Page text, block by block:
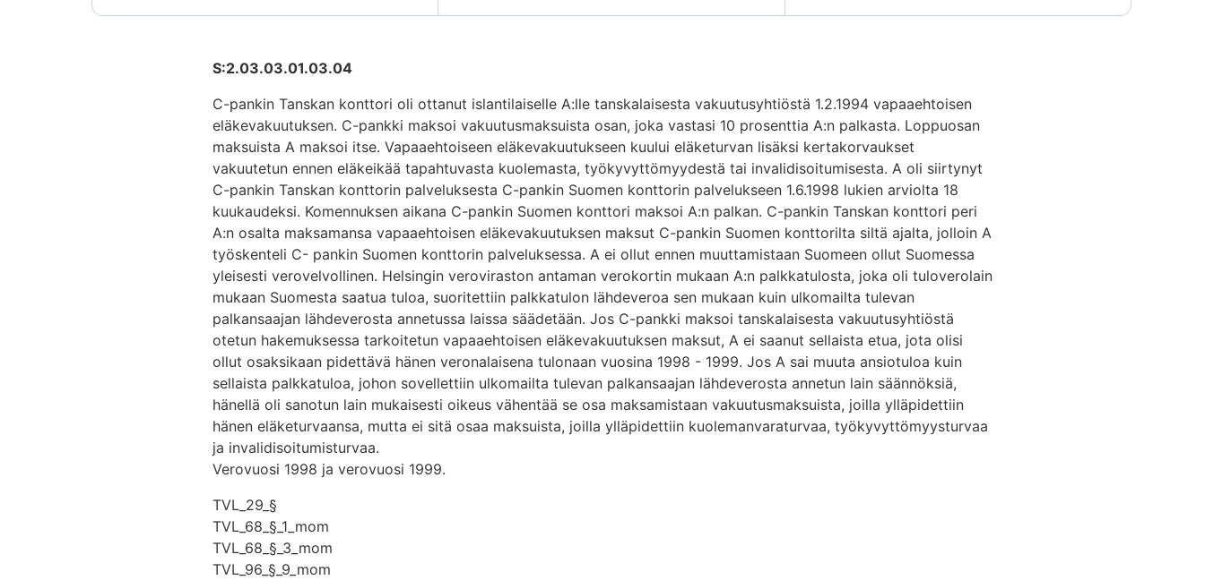
S:2.03.03.01.03.04
C-pankin Tanskan konttori oli ottanut islantilaiselle A:lle tanskalaisesta vakuutusyhtiöstä 1.2.1994 vapaaehtoisen
eläkevakuutuksen. C-pankki maksoi vakuutusmaksuista osan, joka vastasi 10 prosenttia A:n palkasta. Loppuosan
maksuista A maksoi itse. Vapaaehtoiseen eläkevakuutukseen kuului eläketurvan lisäksi kertakorvaukset
vakuutetun ennen eläkeikää tapahtuvasta kuolemasta, työkyvyttömyydestä tai invalidisoitumisesta. A oli siirtynyt
C-pankin Tanskan konttorin palveluksesta C-pankin Suomen konttorin palvelukseen 1.6.1998 lukien arviolta 18
kuukaudeksi. Komennuksen aikana C-pankin Suomen konttori maksoi A:n palkan. C-pankin Tanskan konttori peri
A:n osalta maksamansa vapaaehtoisen eläkevakuutuksen maksut C-pankin Suomen konttorilta siltä ajalta, jolloin A
työskenteli C- pankin Suomen konttorin palveluksessa. A ei ollut ennen muuttamistaan Suomeen ollut Suomessa
yleisesti verovelvollinen. Helsingin veroviraston antaman verokortin mukaan A:n palkkatulosta, joka oli tuloverolain
mukaan Suomesta saatua tuloa, suoritettiin palkkatulon lähdeveroa sen mukaan kuin ulkomailta tulevan
palkansaajan lähdeverosta annetussa laissa säädetään. Jos C-pankki maksoi tanskalaisesta vakuutusyhtiöstä
otetun hakemuksessa tarkoitetun vapaaehtoisen eläkevakuutuksen maksut, A ei saanut sellaista etua, jota olisi
ollut osaksikaan pidettävä hänen veronalaisena tulonaan vuosina 1998 - 1999. Jos A sai muuta ansiotuloa kuin
sellaista palkkatuloa, johon sovellettiin ulkomailta tulevan palkansaajan lähdeverosta annetun lain säännöksiä,
hänellä oli sanotun lain mukaisesti oikeus vähentää se osa maksamistaan vakuutusmaksuista, joilla ylläpidettiin
hänen eläketurvaansa, mutta ei sitä osaa maksuista, joilla ylläpidettiin kuolemanvaraturvaa, työkyvyttömyysturvaa
ja invalidisoitumisturvaa.
Verovuosi 1998 ja verovuosi 1999.
TVL_29_§
TVL_68_§_1_mom
TVL_68_§_3_mom
TVL_96_§_9_mom